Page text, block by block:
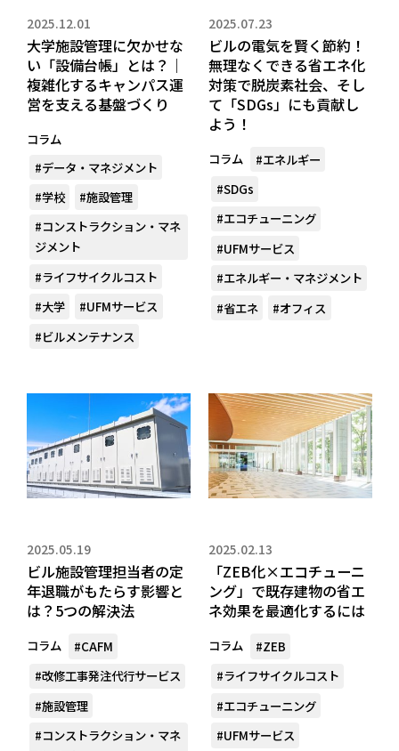
2025.12.01
大学施設管理に欠かせな
い「設備台帳」とは？｜
複雑化するキャンパス運
営を支える基盤づくり
コラム
#データ・マネジメント
#学校
#施設管理
#コンストラクション・マネ
ジメント
#ライフサイクルコスト
#大学
#UFMサービス
#ビルメンテナンス
2025.07.23
ビルの電気を賢く節約！
無理なくできる省エネ化
対策で脱炭素社会、そし
て「SDGs」にも貢献し
よう！
コラム
#エネルギー
#SDGs
#エコチューニング
#UFMサービス
#エネルギー・マネジメント
#省エネ
#オフィス
2025.05.19
ビル施設管理担当者の定
年退職がもたらす影響と
は？5つの解決法
コラム
#CAFM
#改修工事発注代行サービス
#施設管理
#コンストラクション・マネ
2025.02.13
「ZEB化×エコチューニ
ング」で既存建物の省エ
ネ効果を最適化するには
コラム
#ZEB
#ライフサイクルコスト
#エコチューニング
#UFMサービス